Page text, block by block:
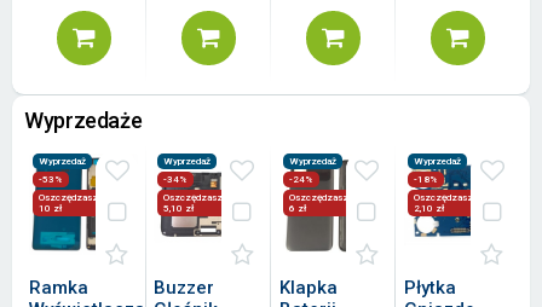
Wyprzedaże
Wyprzedaż
-53%
Oszczędzasz
10 zł
Ramka
Wyprzedaż
-34%
Oszczędzasz
5,10 zł
Buzzer
Wyprzedaż
-24%
Oszczędzasz
6 zł
Klapka
Wyprzedaż
-18%
Oszczędzasz
2,10 zł
Płytka